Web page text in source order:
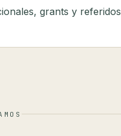
grants y referidos